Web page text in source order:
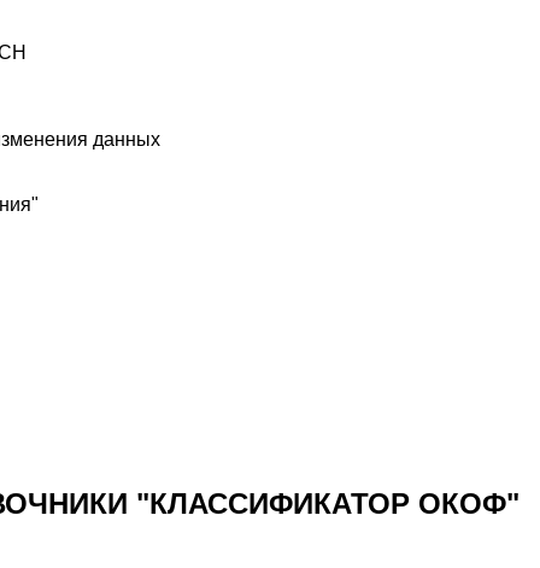
данных
"КЛАССИФИКАТОР ОКОФ"